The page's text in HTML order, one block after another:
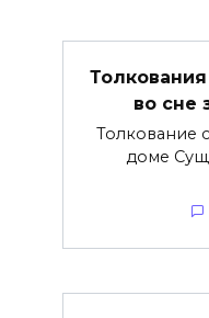
во сне
Толкование
доме